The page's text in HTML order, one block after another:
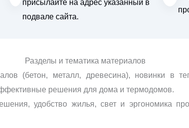
присылайте на адрес указанный в
подвале сайта.
Разделы и тематика материалов
(бетон, металл, древесина), новинки в
решения для дома и термодомов.
удобство жилья, свет и эргономика